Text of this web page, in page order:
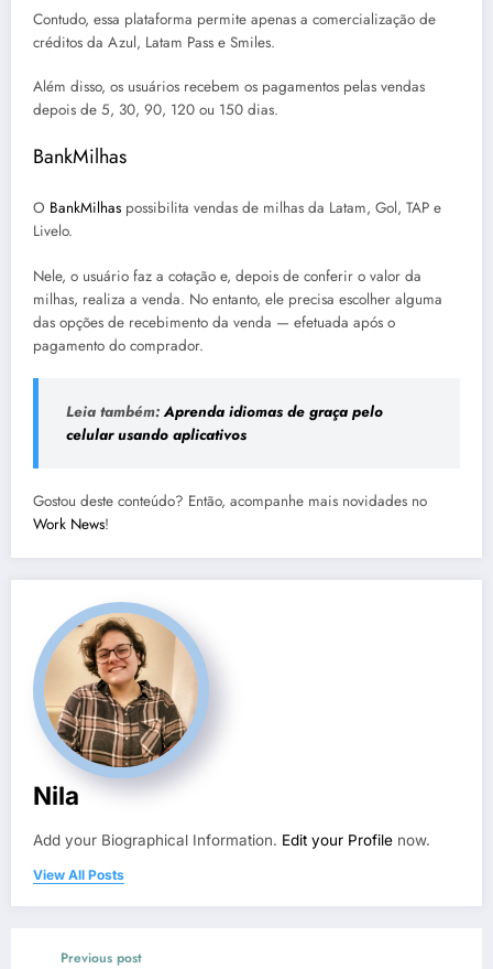
Contudo, essa plataforma permite apenas a comercialização de
créditos da Azul, Latam Pass e Smiles.
Além disso, os usuários recebem os pagamentos pelas vendas
depois de 5, 30, 90, 120 ou 150 dias.
BankMilhas
O BankMilhas possibilita vendas de milhas da Latam, Gol, TAP e
Livelo.
Nele, o usuário faz a cotação e, depois de conferir o valor da
milhas, realiza a venda. No entanto, ele precisa escolher alguma
das opções de recebimento da venda — efetuada após o
pagamento do comprador.
Leia também: Aprenda idiomas de graça pelo
celular usando aplicativos
Gostou deste conteúdo? Então, acompanhe mais novidades no
Work News!
Nila
Add your Biographical Information. Edit your Profile now.
View All Posts
Previous post